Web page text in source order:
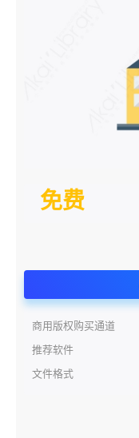
免费
商用版权购买通道
推荐软件
文件格式